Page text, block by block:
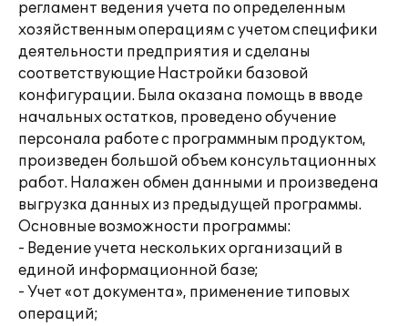
регламент ведения учета по определенным
хозяйственным операциям с учетом специфики
деятельности предприятия и сделаны
соответствующие Настройки базовой
конфигурации. Была оказана помощь в вводе
начальных остатков, проведено обучение
персонала работе с программным продуктом,
произведен большой объем консультационных
работ. Налажен обмен данными и произведена
выгрузка данных из предыдущей программы.
Основные возможности программы:
- Ведение учета нескольких организаций в
единой информационной базе;
- Учет «от документа», применение типовых
операций;